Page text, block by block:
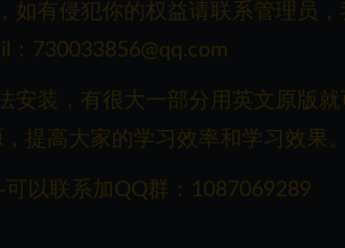
如有侵犯你的权益请联系管理员
730033856@qq.com
安装，有很大一部分用英文原版
提高大家的学习效率和学习效果。
以联系加QQ群：1087069289